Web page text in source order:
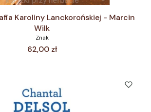
Karoliny Lanckorońskiej - Marcin
Wilk
Znak
Cena
62,00 zł